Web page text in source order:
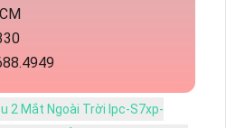
2 Mắt Ngoài Trời Ipc-S7xp-